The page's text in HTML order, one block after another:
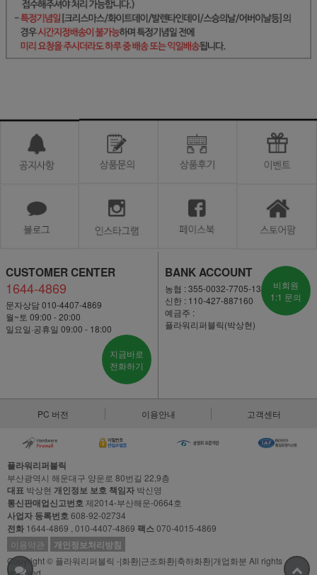
CUSTOMER CENTER
1644-4869
문자상담 010-4407-4869
월~토 09:00 - 20:00
일요일·공휴일 09:00 - 18:00
지금바로
전화하기
BANK ACCOUNT
농협 : 355-0032-7705-13
신한 : 110-427-887160
예금주 :
플라워리퍼블릭(박상현)
비회원
1:1 문의
PC 버전 이용안내 고객센터
플라워리퍼블릭
부산광역시 해운대구 양운로 80번길 22,9층
대표 박상현 개인정보 보호 책임자 박신영
통신판매업신고번호제2014-부산해운-0664호
사업자 등록번호608-92-02734
전화 1644-4869 , 010-4407-4869 팩스070-4015-4869
이용약관
개인정보처리방침
Copyright © 플라워리퍼블릭 -|화환|근조화환|축하화환|개업화분 All rights